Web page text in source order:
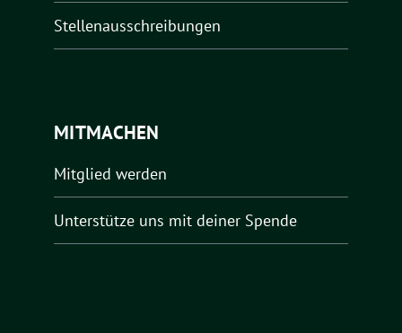
Stellenausschreibungen
MITMACHEN
Mitglied werden
Unterstütze uns mit deiner Spende